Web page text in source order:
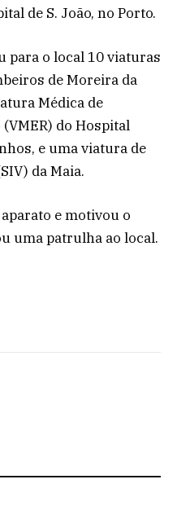
de S. João, no Porto.
para o local 10 viaturas
de Moreira da
Médica de
do Hospital
e uma viatura de
da Maia.
e motivou o
uma patrulha ao local.